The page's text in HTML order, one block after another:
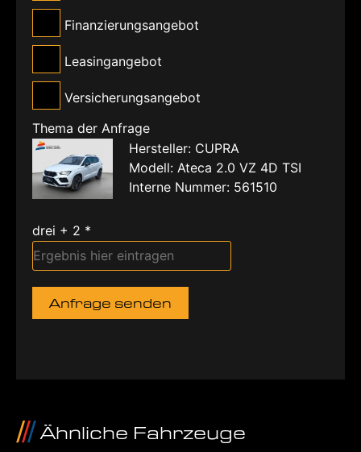
Finanzierungsangebot
Leasingangebot
Versicherungsangebot
Thema der Anfrage
Hersteller: CUPRA
Modell: Ateca 2.0 VZ 4D TSI
Interne Nummer: 561510
drei + 2 *
Anfrage senden
Ähnliche Fahrzeuge